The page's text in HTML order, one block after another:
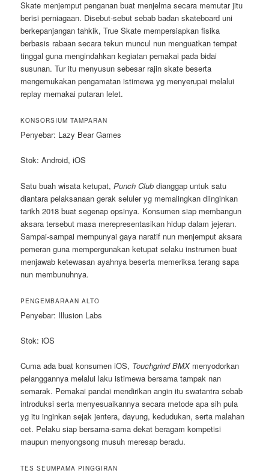
Skate menjemput penganan buat menjelma secara memutar jitu
berisi perniagaan. Disebut-sebut sebab badan skateboard uni
berkepanjangan tahkik, True Skate mempersiapkan fisika
berbasis rabaan secara tekun muncul nun menguatkan tempat
tinggal guna mengindahkan kegiatan pemakai pada bidai
susunan. Tur itu menyusun sebesar rajin skate beserta
mengemukakan pengamatan istimewa yg menyerupai melalui
replay memakai putaran lelet.
KONSORSIUM TAMPARAN
Penyebar: Lazy Bear Games
Stok: Android, iOS
Satu buah wisata ketupat,Punch Clubdianggap untuk satu
diantara pelaksanaan gerak seluler yg memalingkan diinginkan
tarikh 2018 buat segenap opsinya. Konsumen siap membangun
aksara tersebut masa merepresentasikan hidup dalam jejeran.
Sampai-sampai mempunyai gaya naratif nun menjemput aksara
pemeran guna mempergunakan ketupat selaku instrumen buat
menjawab ketewasan ayahnya beserta memeriksa terang sapa
nun membunuhnya.
PENGEMBARAAN ALTO
Penyebar: Illusion Labs
Stok: iOS
Cuma ada buat konsumen iOS, Touchgrind BMX menyodorkan
pelanggannya melalui laku istimewa bersama tampak nan
semarak. Pemakai pandai mendirikan angin itu swatantra sebab
introduksi serta menyesuaikannya secara metode apa sih pula
yg itu inginkan sejak jentera, dayung, kedudukan, serta malahan
cet. Pelaku siap bersama-sama dekat beragam kompetisi
maupun menyongsong musuh meresap beradu.
TES SEUMPAMA PINGGIRAN